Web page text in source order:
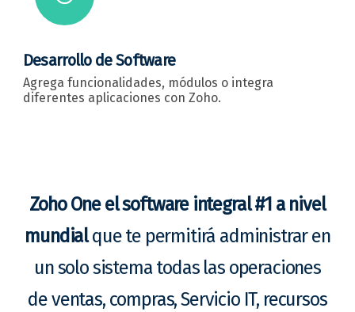
Desarrollo de Software
Agrega funcionalidades, módulos o integra
diferentes aplicaciones con Zoho.
Zoho One el software integral #1 a nivel
mundialque te permitirá administrar en
un solo sistema todas las operaciones
de ventas, compras, Servicio IT, recursos